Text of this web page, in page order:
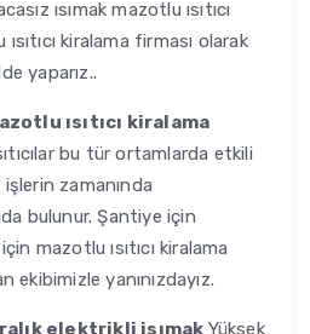
ısımak mazotlu ısıtıcı
kiralama firması olarak
yaparız..
ısıtıcı kiralama
bu tür ortamlarda etkili
zamanında
bulunur. Şantiye için
mazotlu ısıtıcı kiralama
ekibimizle yanınızdayız.
elektrikli isımak Yüksek